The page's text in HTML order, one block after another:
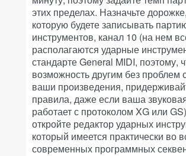
этих пределах. Назначьте
которую будете записывать
инструментов, канал 10 (на нем
располагаются ударные
стандарте General MIDI, поэтому,
возможность другим без проблем
ваши произведения,
правила, даже если ваша
работает с протоколом XG или
откройте редактор ударных
который имеется практически во
современных программных